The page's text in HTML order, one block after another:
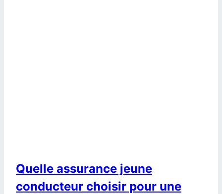
Quelle assurance jeune
conducteur choisir pour une